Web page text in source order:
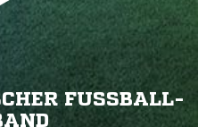
FUSSBALL-V